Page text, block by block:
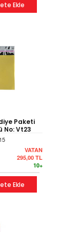
Ekle
Paketi
No: Vt23
VATAN
295,00 TL
10+
Ekle